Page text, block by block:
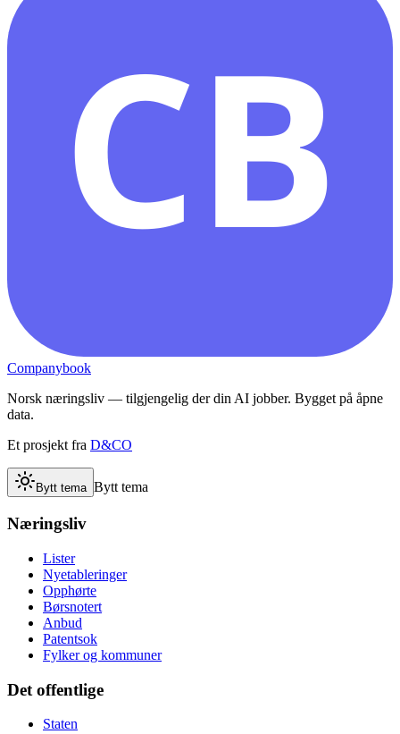
CB
Companybook
Norsk næringsliv — tilgjengelig der din AI jobber. Bygget på åpne
data.
Et prosjekt fra D&CO
Bytt tema Bytt tema
Næringsliv
Lister
Nyetableringer
Opphørte
Børsnotert
Anbud
Patentsok
Fylker og kommuner
Det offentlige
Staten